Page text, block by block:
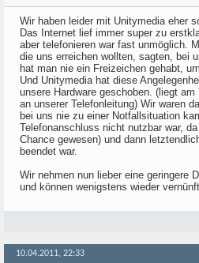
Wir haben leider mit Unitymedia eher
Das Internet lief immer super zu
aber telefonieren war fast unmöglich.
die uns erreichen wollten, sagten, bei
hat man nie ein Freizeichen gehabt,
Und Unitymedia hat diese
unsere Hardware geschoben. (liegt
an unserer Telefonleitung) Wir waren
bei uns nie zu einer Notfallsituation
Telefonanschluss nicht nutzbar war,
Chance gewesen) und dann
beendet war.
Wir nehmen nun lieber eine geringere
und können wenigstens wieder
10.04.2011, 22:33